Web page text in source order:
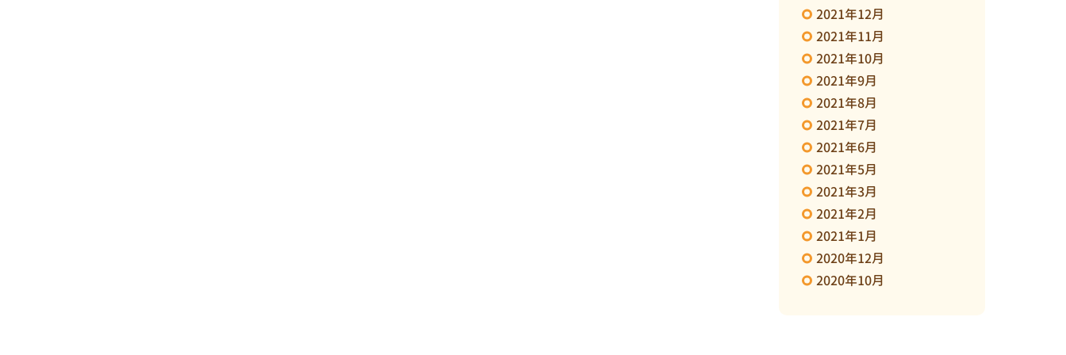
2021年12月
2021年11月
2021年10月
2021年9月
2021年8月
2021年7月
2021年6月
2021年5月
2021年3月
2021年2月
2021年1月
2020年12月
2020年10月